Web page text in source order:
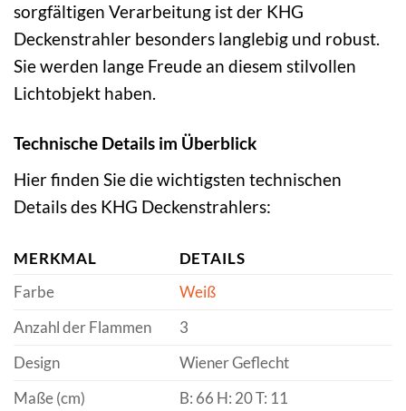
sorgfältigen Verarbeitung ist der KHG
Deckenstrahler besonders langlebig und robust.
Sie werden lange Freude an diesem stilvollen
Lichtobjekt haben.
Technische Details im Überblick
Hier finden Sie die wichtigsten technischen
Details des KHG Deckenstrahlers:
MERKMAL
DETAILS
Farbe
Weiß
Anzahl der Flammen
3
Design
Wiener Geflecht
Maße (cm)
B: 66 H: 20 T: 11